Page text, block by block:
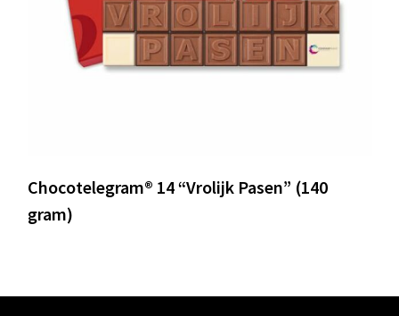
Chocotelegram® 14 “Vrolijk Pasen” (140
gram)